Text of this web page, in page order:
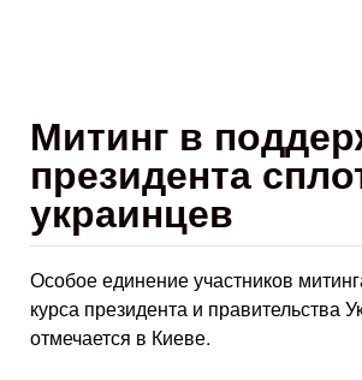
Митинг в
президента
украинцев
Особое единение участников
курса президента и правительства
отмечается в Киеве.